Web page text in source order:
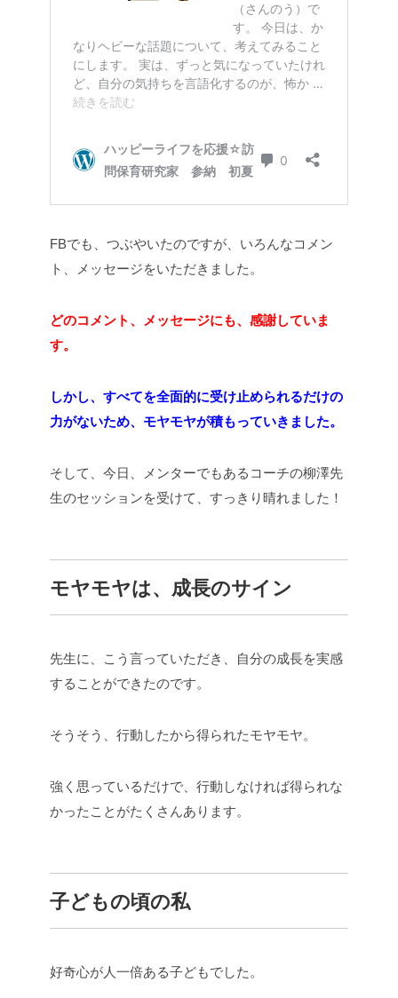
FBでも、つぶやいたのですが、いろんなコメン
ト、メッセージをいただきました。
どのコメント、メッセージにも、感謝していま
す。
しかし、すべてを全面的に受け止められるだけの
力がないため、モヤモヤが積もっていきました。
そして、今日、メンターでもあるコーチの柳澤先
生のセッションを受けて、すっきり晴れました！
モヤモヤは、成長のサイン
先生に、こう言っていただき、自分の成長を実感
することができたのです。
そうそう、行動したから得られたモヤモヤ。
強く思っているだけで、行動しなければ得られな
かったことがたくさんあります。
子どもの頃の私
好奇心が人一倍ある子どもでした。